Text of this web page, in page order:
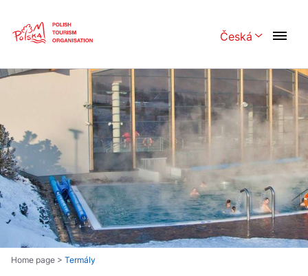
Česká
English
中国
Dansk Deutsch
Español Français
Italiano Magyar
Nederlands 日本語
Português
Home page > Termály